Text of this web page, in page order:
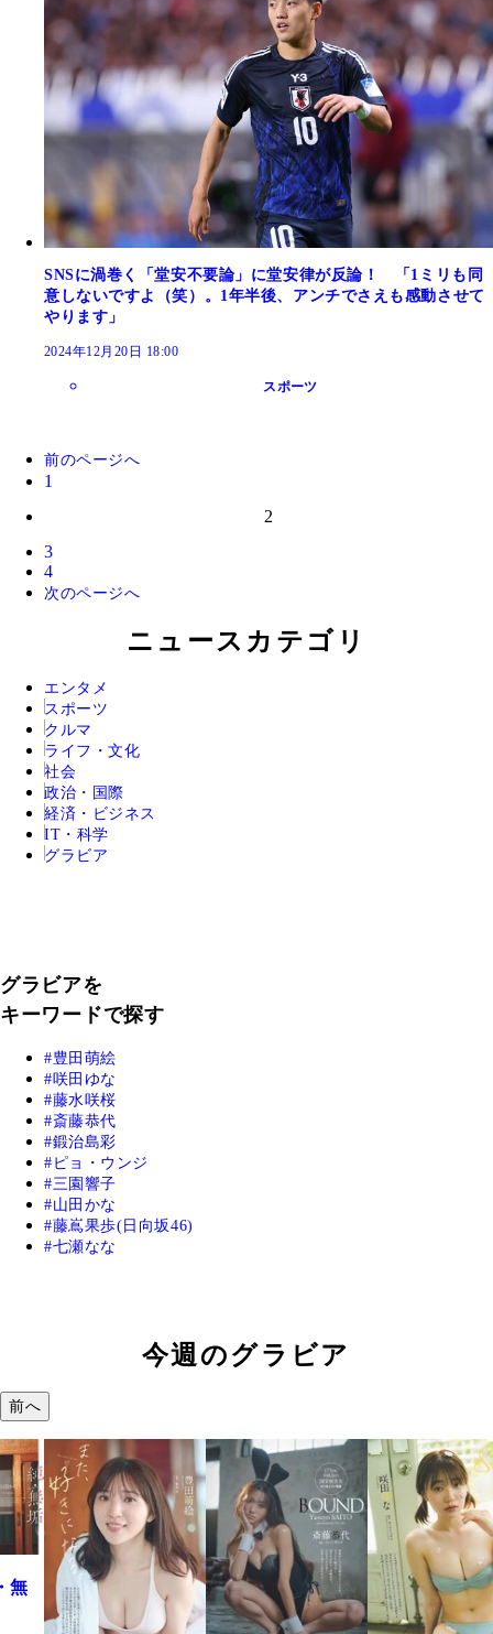
SNSに渦巻く「堂安不要論」に堂安律が反論！ 「1ミリも同
意しないですよ（笑）。1年半後、アンチでさえも感動させて
やります」
2024年12月20日 18:00
スポーツ
前のページへ
1
2
3
4
次のページへ
ニュースカテゴリ
エンタメ
スポーツ
クルマ
ライフ・文化
社会
政治・国際
経済・ビジネス
IT・科学
グラビア
グラビアを
キーワードで探す
豊田萌絵
咲田ゆな
藤水咲桜
斎藤恭代
鍛治島彩
ピョ・ウンジ
三園響子
山田かな
藤嶌果歩(日向坂46)
七瀬なな
今週のグラビア
前へ